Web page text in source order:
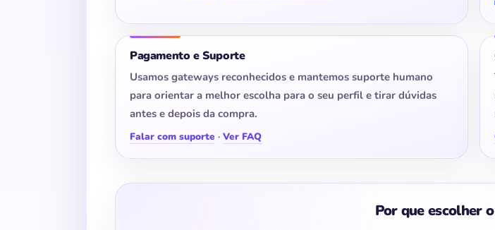
Pagamento e Suporte
Usamos gateways reconhecidos e mantemos suporte humano
para orientar a melhor escolha para o seu perfil e tirar dúvidas
antes e depois da compra.
Falar com suporte · Ver FAQ
Por que escolher